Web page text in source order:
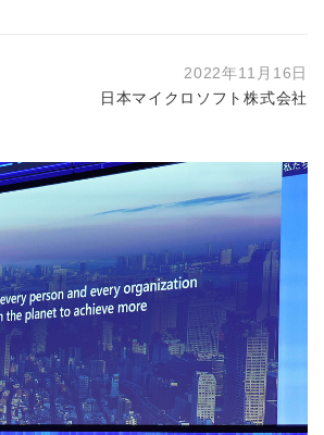
2022年11月16日
日本マイクロソフト株式会社